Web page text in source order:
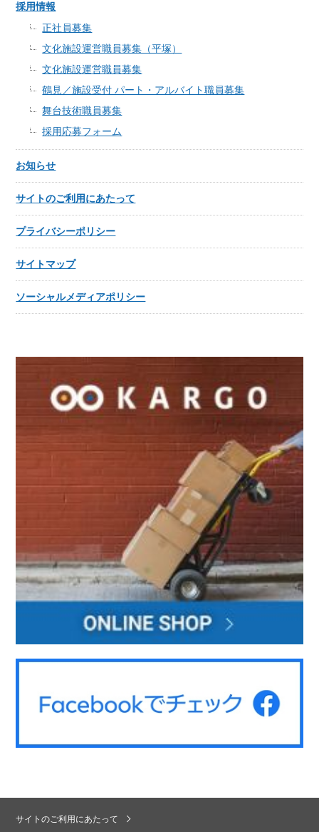
採用情報
正社員募集
文化施設運営職員募集（平塚）
文化施設運営職員募集
鶴見／施設受付 パート・アルバイト職員募集
舞台技術職員募集
採用応募フォーム
お知らせ
サイトのご利用にあたって
プライバシーポリシー
サイトマップ
ソーシャルメディアポリシー
サイトのご利用にあたって